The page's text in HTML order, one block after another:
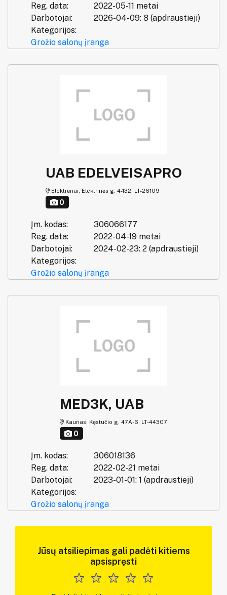
Reg. data:
2022-05-11 metai
Darbotojai:
2026-04-09: 8 (apdraustieji)
Kategorijos:
Grožio salonų įranga
UAB EDELVEISAPRO
Elektrėnai, Elektrinės g. 4-132, LT-26109
0
Įm. kodas:
306066177
Reg. data:
2022-04-19 metai
Darbotojai:
2024-02-23: 2 (apdraustieji)
Kategorijos:
Grožio salonų įranga
MED3K, UAB
Kaunas, Kęstučio g. 47A-6, LT-44307
0
Įm. kodas:
306018136
Reg. data:
2022-02-21 metai
Darbotojai:
2023-01-01: 1 (apdraustieji)
Kategorijos:
Grožio salonų įranga
Jūsų atsiliepimas gali padėti kitiems
apsispręsti